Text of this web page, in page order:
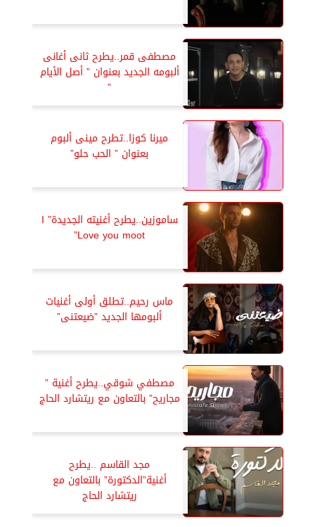
مصطفى قمر..يطرح ثانى أغانى
ألبومه الجديد بعنوان ” أصل الأيام
”
ميرنا كوزا..تطرح مينى ألبوم
بعنوان ” الحب حلو”
ساموزين..يطرح أغنيته الجديدة” I
Love you moot”
ماس رحيم..تطلق أولى أغنيات
ألبومها الجديد ”ضيعتنى”
مصطفي شوقي..يطرح أغنية ”
مجاريح” بالتعاون مع ريتشارد الحاج
مجد القاسم ..يطرح
أغنية”الدكتورة” بالتعاون مع
ريتشارد الحاج